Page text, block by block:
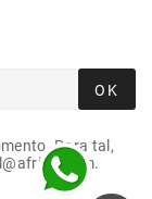
OK
Para tal,